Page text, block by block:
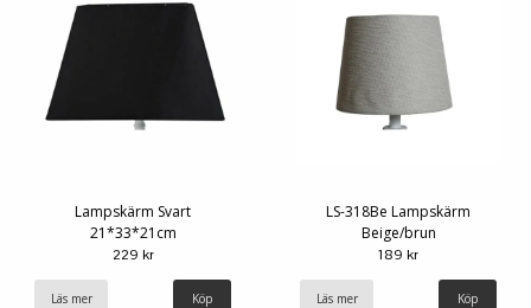
Lampskärm Svart
21*33*21cm
229 kr
Läs mer
LS-318Be Lampskärm
Beige/brun
189 kr
Läs mer